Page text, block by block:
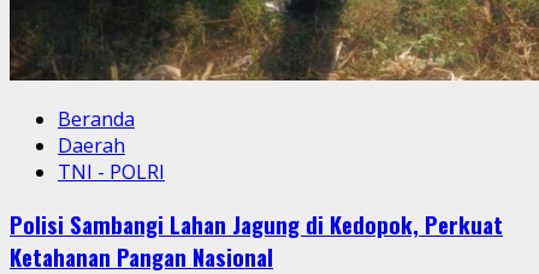
Beranda
Daerah
TNI - POLRI
Polisi Sambangi Lahan Jagung di Kedopok, Perkuat
Ketahanan Pangan Nasional